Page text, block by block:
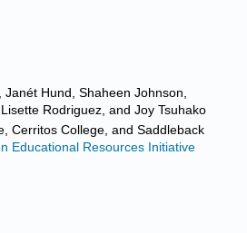
Janét Hund, Shaheen Johnson,
Rodriguez, and Joy Tsuhako
Cerritos College, and Saddleback
Educational Resources Initiative